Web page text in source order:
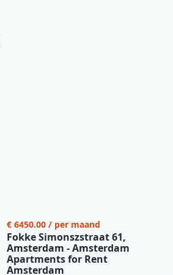
€ 6450.00 / per maand
Fokke Simonszstraat 61,
Amsterdam - Amsterdam
Apartments for Rent
Amsterdam